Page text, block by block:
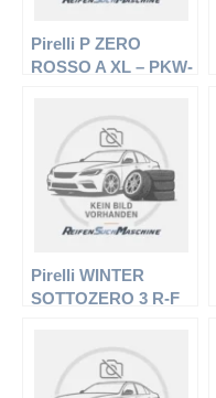
Pirelli P ZERO
ROSSO A XL – PKW-
Pirelli WINTER
SOTTOZERO 3 R-F
Winterreifen